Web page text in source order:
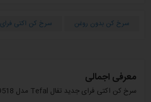
سرخ کن بدون روغن سرخ کن اکتی فرای
معرفی اجمالی
سرخ کن اکتی فرای جدید تفال Tefal مدل Actifry AH9518